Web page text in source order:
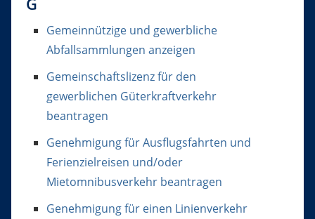
Gemeinnützige und gewerbliche
Abfallsammlungen anzeigen
Gemeinschaftslizenz für den
gewerblichen Güterkraftverkehr
beantragen
Genehmigung für Ausflugsfahrten und
Ferienzielreisen und/oder
Mietomnibusverkehr beantragen
Genehmigung für einen Linienverkehr